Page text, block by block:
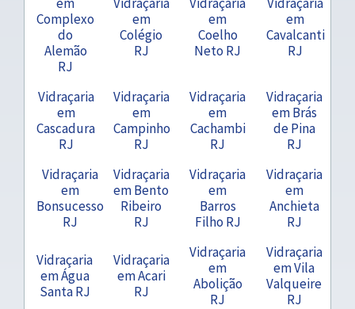
Complexo
do
Alemão
RJ
em
Colégio
RJ
em
Coelho
Neto RJ
em
Cavalcanti
RJ
Vidraçaria
em
Cascadura
RJ
Vidraçaria
em
Campinho
RJ
Vidraçaria
em
Cachambi
RJ
Vidraçaria
em Brás
de Pina
RJ
Vidraçaria
em
Bonsucesso
RJ
Vidraçaria
em Bento
Ribeiro
RJ
Vidraçaria
em
Barros
Filho RJ
Vidraçaria
em
Anchieta
RJ
Vidraçaria
em Água
Santa RJ
Vidraçaria
em Acari
RJ
Vidraçaria
em
Abolição
RJ
Vidraçaria
em Vila
Valqueire
RJ